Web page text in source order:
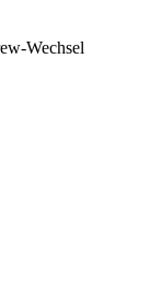
Wechsel